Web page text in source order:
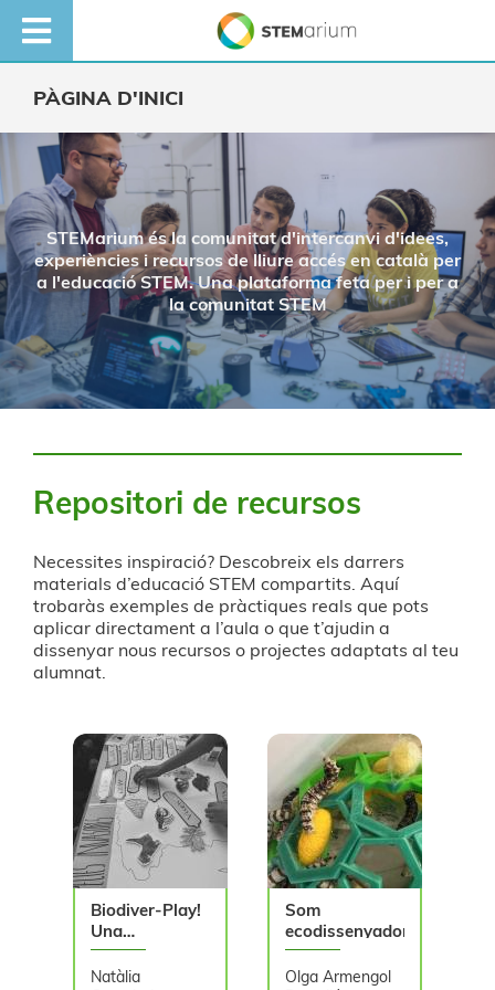
PÀGINA D'INICI
STEMarium és la comunitat d'intercanvi d'idees,
experiències i recursos de lliure accés en català per
a l'educació STEM.Una plataforma feta per i per a
la comunitat STEM
Biodiver-Play!
Una
experiència de
gamificació i
Natàlia
Som
ecodissenyadors
Olga Armengol
Repositori de recursos
Necessites inspiració? Descobreix els darrers
materials d’educació STEM compartits. Aquí
trobaràs exemples de pràctiques reals que pots
aplicar directament a l’aula o que t’ajudin a
dissenyar nous recursos o projectes adaptats al teu
alumnat.